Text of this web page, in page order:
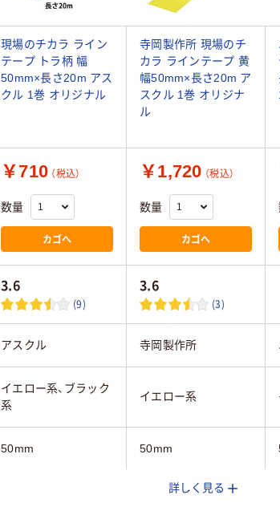
現場のチカラ ライン
テープ トラ柄 幅
50mm×長さ20m アス
クル 1巻 オリジナル
寺岡製作所 現場のチ
カラ ラインテープ 黄
幅50mm×長さ20m ア
スクル 1巻 オリジナ
ル
￥710 （税込）
数量
カゴへ
￥1,720 （税込）
数量
カゴへ
3.6
(9)
3.6
(3)
アスクル 寺岡製作所
イエロー系、ブラック
系
イエロー系
50mm 50mm
詳しく見る